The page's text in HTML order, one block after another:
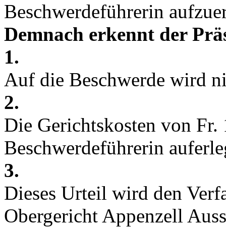
Beschwerdeführerin
Demnach erkennt der
1.
Auf die Beschwerde wird
2.
Die Gerichtskosten von Fr.
Beschwerdeführerin
3.
Dieses Urteil wird den
Obergericht Appenzell